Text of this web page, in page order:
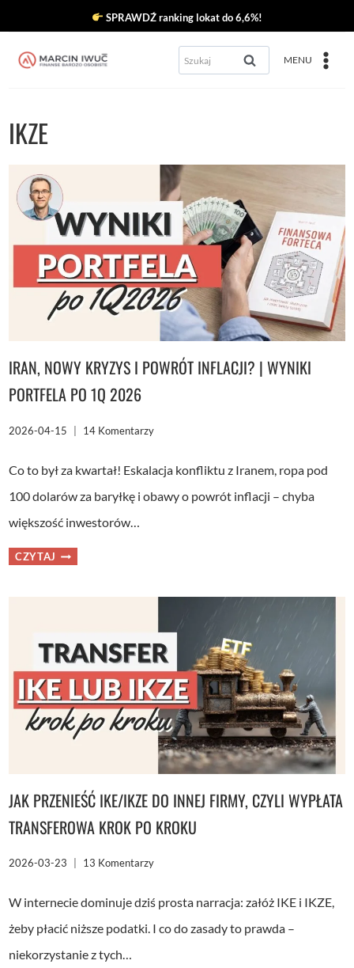
treści
SPRAWDŹ ranking lokat do 6,6%!
Szukaj: MENU
IKZE
IRAN, NOWY KRYZYS I POWRÓT INFLACJI? | WYNIKI
PORTFELA PO 1Q 2026
2026-04-15 14 Komentarzy
Co to był za kwartał! Eskalacja konfliktu z Iranem, ropa pod
100 dolarów za baryłkę i obawy o powrót inflacji – chyba
większość inwestorów…
CZYTAJ IRAN,
NOWY
1Q
2026
JAK PRZENIEŚĆ IKE/IKZE DO INNEJ FIRMY, CZYLI WYPŁATA
TRANSFEROWA KROK PO KROKU
2026-03-23 13 Komentarzy
W internecie dominuje dziś prosta narracja: załóż IKE i IKZE,
żeby płacić niższe podatki. I co do zasady to prawda –
niekorzystanie z tych…